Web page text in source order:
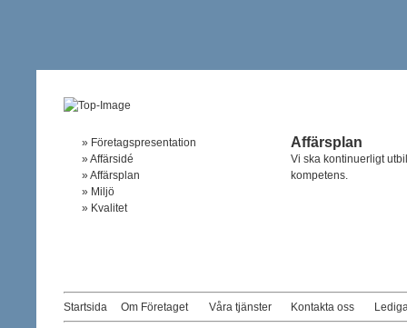
» Företagspresentation
»Affärsidé
»Affärsplan
» Miljö
» Kvalitet
Affärsplan
Vi ska kontinuerligt
kompetens.
Startsida Om Företaget Våra tjänster Kontakta oss